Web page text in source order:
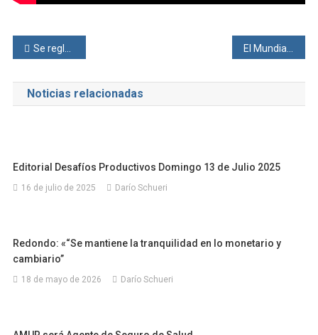
Navegación
de
entradas
Se reglamentó la Ley Laboral. Todo lo que tenés que saber
Noticias relacionadas
Editorial Desafíos Productivos Domingo 13 de Julio 2025
16 de julio de 2025 Darío Schueri
Redondo: «“Se mantiene la tranquilidad en lo monetario y
cambiario”
18 de mayo de 2026 Darío Schueri